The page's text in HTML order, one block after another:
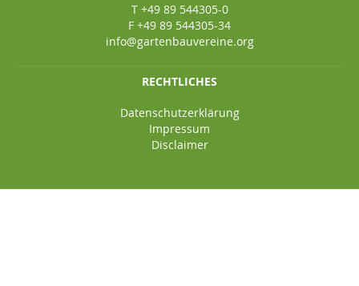
T +49 89 544305-0
F +49 89 544305-34
info@gartenbauvereine.org
RECHTLICHES
Datenschutzerklärung
Impressum
Disclaimer